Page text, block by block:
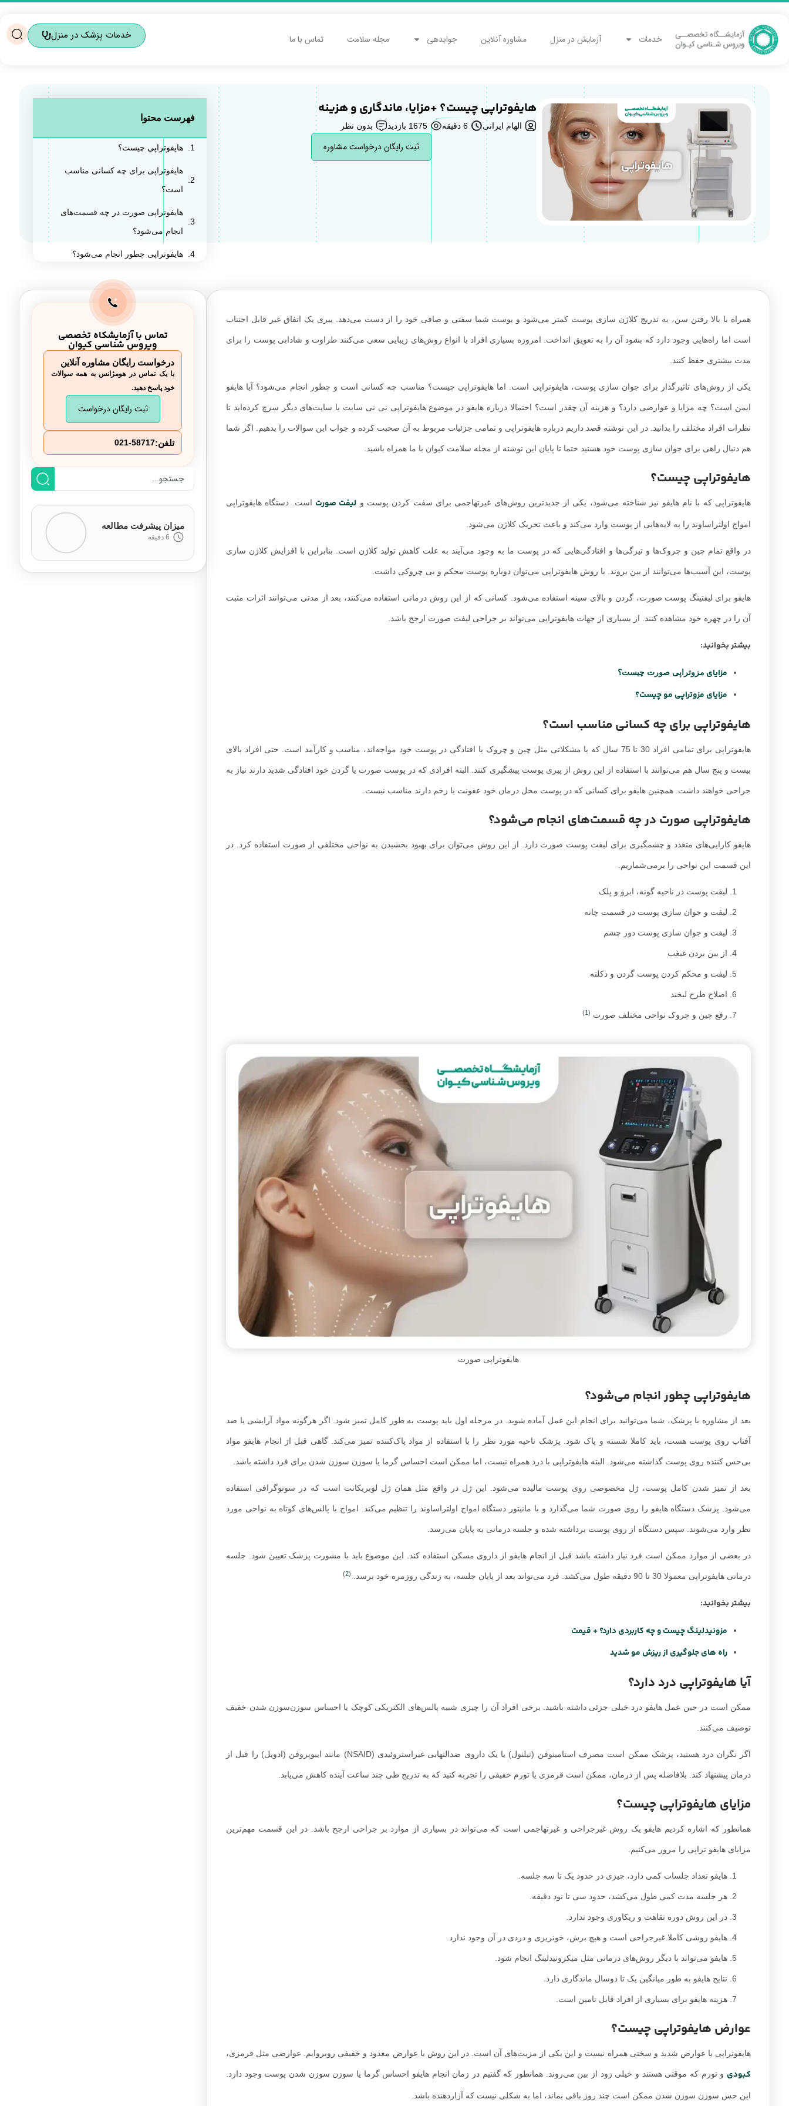
خدمات آزمایش در منزل مشاوره آنلاین جوابدهی مجله سلامت تماس با ما خدمات پزشک در منزل
هایفوتراپی چیست؟ +مزایا، ماندگاری و هزینه
الهام ایرانی 6 دقیقه 1675 بازدید بدون نظر
ثبت رایگان درخواست مشاوره
فهرست محتوا
هایفوتراپی چیست؟
هایفوتراپی برای چه کسانی مناسب
است؟
هایفوتراپی صورت در چه قسمت‌های
انجام می‌شود؟
هایفوتراپی چطور انجام می‌شود؟
مزایای هایفوتراپی چیست؟
عوارض هایفوتراپی چیست؟
ماندگاری هایفوتراپی
آیا هایفوتراپی ایمن است؟
هزینه هایفوتراپی 1402
همراه با بالا رفتن سن، به تدریج کلاژن سازی پوست کمتر می‌شود و پوست شما سفتی و صافی خود را از دست می‌دهد. پیری یک اتفاق غیر قابل اجتناب
است اما راه‌هایی وجود دارد که بشود آن را به تعویق انداخت. امروزه بسیاری افراد با انواع روش‌های زیبایی سعی می‌کنند طراوت و شادابی پوست را برای
مدت بیشتری حفظ کنند.
یکی از روش‌های تاثیرگذار برای جوان سازی پوست، هایفوتراپی است. اما هایفوتراپی چیست؟ مناسب چه کسانی است و چطور انجام می‌شود؟ آیا هایفو
ایمن است؟ چه مزایا و عوارضی دارد؟ و هزینه آن چقدر است؟ احتمالا درباره هایفو در موضوع هایفوتراپی نی نی سایت یا سایت‌های دیگر سرچ کرده‌اید تا
نظرات افراد مختلف را بدانید. در این نوشته قصد داریم درباره هایفوتراپی و تمامی جزئیات مربوط به آن صحبت کرده و جواب این سوالات را بدهیم. اگر شما
هم دنبال راهی برای جوان سازی پوست خود هستید حتما تا پایان این نوشته از مجله سلامت کیوان با ما همراه باشید.
هایفوتراپی چیست؟
هایفوتراپی که با نام هایفو نیز شناخته می‌شود، یکی از جدیدترین روش‌های غیرتهاجمی برای سفت کردن پوست و لیفت صورت است. دستگاه هایفوتراپی
امواج اولتراساوند را به لایه‌هایی از پوست وارد می‌کند و باعث تحریک کلاژن می‌شود.
در واقع تمام چین و چروک‌ها و تیرگی‌ها و افتادگی‌هایی که در پوست ما به وجود می‌آیند به علت کاهش تولید کلاژن است. بنابراین با افزایش کلاژن سازی
پوست، این آسیب‌ها می‌توانند از بین بروند. با روش هایفوتراپی می‌توان دوباره پوست محکم و بی چروکی داشت.
هایفو برای لیفتینگ پوست صورت، گردن و بالای سینه استفاده می‌شود. کسانی که از این روش درمانی استفاده می‌کنند، بعد از مدتی می‌توانند اثرات مثبت
آن را در چهره خود مشاهده کنند. از بسیاری از جهات هایفوتراپی می‌تواند بر جراحی لیفت صورت ارجح باشد.
بیشتر بخوانید:
مزایای مزوتراپی صورت چیست؟
مزایای مزوتراپی مو چیست؟
هایفوتراپی برای چه کسانی مناسب است؟
هایفوتراپی برای تمامی افراد 30 تا 75 سال که با مشکلاتی مثل چین و چروک یا افتادگی در پوست خود مواجه‌اند، مناسب و کارآمد است. حتی افراد بالای
بیست و پنج سال هم می‌توانند با استفاده از این روش از پیری پوست پیشگیری کنند. البته افرادی که در پوست صورت یا گردن خود افتادگی شدید دارند نیاز به
جراحی خواهند داشت. همچنین هایفو برای کسانی که در پوست محل درمان خود عفونت یا زخم دارند مناسب نیست.
هایفوتراپی صورت در چه قسمت‌های انجام می‌شود؟
هایفو کارایی‌های متعدد و چشمگیری برای لیفت پوست صورت دارد. از این روش می‌توان برای بهبود بخشیدن به نواحی مختلفی از صورت استفاده کرد. در
این قسمت این نواحی را برمی‌شماریم.
لیفت پوست در ناحیه گونه، ابرو و پلک
لیفت و جوان سازی پوست در قسمت چانه
لیفت و جوان سازی پوست دور چشم
از بین بردن غبغب
لیفت و محکم کردن پوست گردن و دکلته
اصلاح طرح لبخند
رفع چین و چروک نواحی مختلف صورت (
1
)
هایفوتراپی صورت
هایفوتراپی چطور انجام می‌شود؟
بعد از مشاوره با پزشک، شما می‌توانید برای انجام این عمل آماده شوید. در مرحله اول باید پوست به طور کامل تمیز شود. اگر هرگونه مواد آرایشی یا ضد
آفتاب روی پوست هست، باید کاملا شسته و پاک شود. پزشک ناحیه مورد نظر را با استفاده از مواد پاک‌کننده تمیز می‌کند. گاهی قبل از انجام هایفو مواد
بی‌حس کننده روی پوست گذاشته می‌شود. البته هایفوتراپی با درد همراه نیست، اما ممکن است احساس گرما یا سوزن سوزن شدن برای فرد داشته باشد.
بعد از تمیز شدن کامل پوست، ژل مخصوصی روی پوست مالیده می‌شود. این ژل در واقع مثل همان ژل لوبریکانت است که در سونوگرافی استفاده
می‌شود. پزشک دستگاه هایفو را روی صورت شما می‌گذارد و با مانیتور دستگاه امواج اولتراساوند را تنظیم می‌کند. امواج با پالس‌های کوتاه به نواحی مورد
نظر وارد می‌شوند. سپس دستگاه از روی پوست برداشته شده و جلسه درمانی به پایان می‌رسد.
در بعضی از موارد ممکن است فرد نیاز داشته باشد قبل از انجام هایفو از داروی مسکن استفاده کند. این موضوع باید با مشورت پزشک تعیین شود. جلسه
درمانی هایفوتراپی معمولا 30 تا 90 دقیقه طول می‌کشد. فرد می‌تواند بعد از پایان جلسه، به زندگی روزمره خود برسد. (
2
)
بیشتر بخوانید:
مزونیدلینگ چیست و چه کاربردی دارد؟ + قیمت
راه های جلوگیری از ریزش مو شدید
آیا هایفوتراپی درد دارد؟
ممکن است در حین عمل هایفو درد خیلی جزئی داشته باشید. برخی افراد آن را چیزی شبیه پالس‌های الکتریکی کوچک یا احساس سوزن‌سوزن شدن خفیف
توصیف می‌کنند.
اگر نگران درد هستید، پزشک ممکن است مصرف استامینوفن (تیلنول) یا یک داروی ضدالتهابی غیراستروئیدی (NSAID) مانند ایبوپروفن (ادویل) را قبل از
درمان پیشنهاد کند. بلافاصله پس از درمان، ممکن است قرمزی یا تورم خفیفی را تجربه کنید که به تدریج طی چند ساعت آینده کاهش می‌یابد.
مزایای هایفوتراپی چیست؟
همانطور که اشاره کردیم هایفو یک روش غیرجراحی و غیرتهاجمی است که می‌تواند در بسیاری از موارد بر جراحی ارجح باشد. در این قسمت مهم‌ترین
مزایای هایفو تراپی را مرور می‌کنیم.
هایفو تعداد جلسات کمی دارد، چیزی در حدود یک تا سه جلسه.
هر جلسه مدت کمی طول می‌کشد، حدود سی تا نود دقیقه.
در این روش دوره نقاهت و ریکاوری وجود ندارد.
هایفو روشی کاملا غیرجراحی است و هیچ برش، خونریزی و دردی در آن وجود ندارد.
هایفو می‌تواند با دیگر روش‌های درمانی مثل میکرونیدلینگ انجام شود.
نتایج هایفو به طور میانگین یک تا دوسال ماندگاری دارد.
هزینه هایفو برای بسیاری از افراد قابل تامین است.
عوارض هایفوتراپی چیست؟
هایفوتراپی با عوارض شدید و سختی همراه نیست و این یکی از مزیت‌های آن است. در این روش با عوارض معدود و خفیفی روبروایم. عوارضی مثل قرمزی،
کبودی و تورم که موقتی هستند و خیلی زود از بین می‌روند. همانطور که گفتیم در زمان انجام هایفو احساس گرما یا سوزن سوزن شدن پوست وجود دارد.
این حس سوزن سوزن شدن ممکن است چند روز باقی بماند، اما به شکلی نیست که آزاردهنده باشد.
تماس با آزمایشکاه تخصصی
ویروس شناسی کیوان
درخواست رایگان مشاوره آنلاین
با یک تماس در هومژانس به همه سوالات
خود پاسخ دهید.
ثبت رایگان درخواست
تلفن:021-58717
میزان پیشرفت مطالعه
6 دقیقه